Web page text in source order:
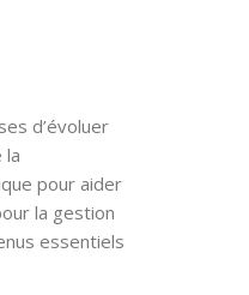
d’évoluer
la
pour aider
la gestion
essentiels